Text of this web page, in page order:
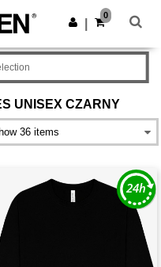
Pobierz app
0
UNISEX CZARNY